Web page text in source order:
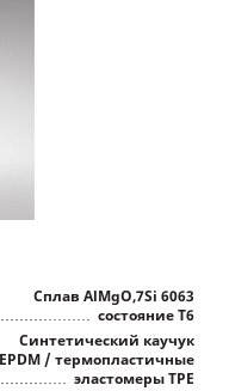
Сплав AlMgO,7Si 6063
состояние Т6
Синтетический каучук
EPDM / термопластичные
эластомеры TPE